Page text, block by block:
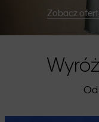
Zobacz